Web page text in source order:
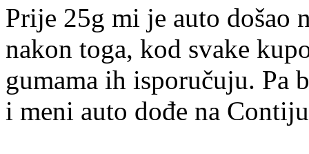
Prije 25g mi je auto
nakon toga, kod svake
gumama ih isporučuju.
i meni auto dođe na